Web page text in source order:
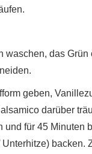
waschen, das Grün
geben,
darüber
und für 45 Minuten
Unterhitze) backen.